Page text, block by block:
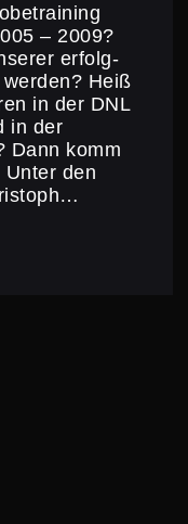
– 2009?
erfolg­
Heiß
in der DNL
in der
Dann komm
den